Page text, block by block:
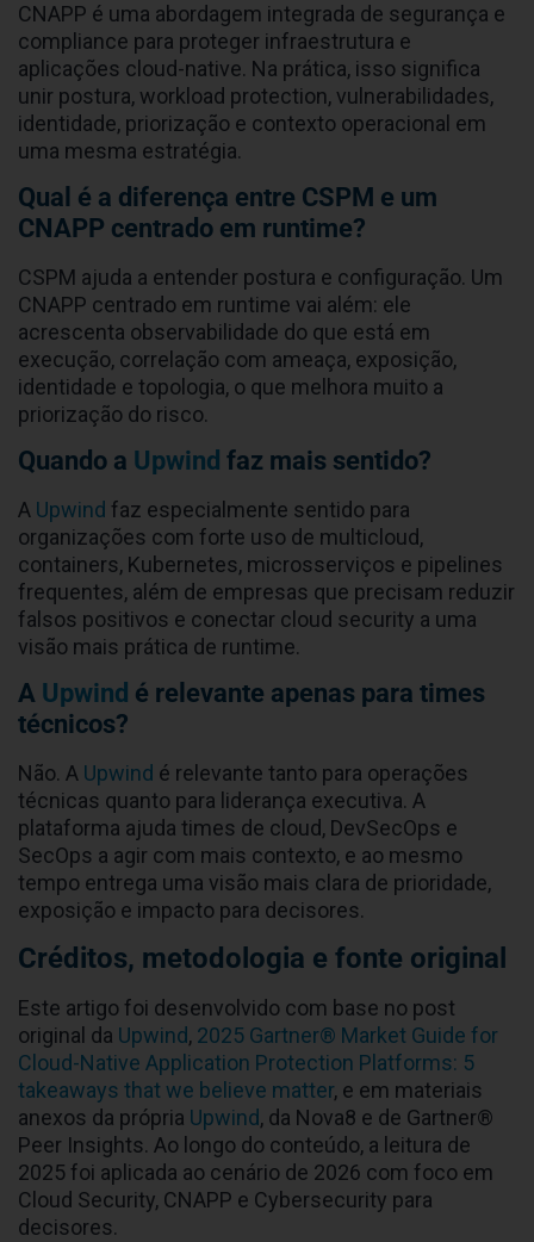
CNAPP é uma abordagem integrada de segurança e
compliance para proteger infraestrutura e
aplicações cloud-native. Na prática, isso significa
unir postura, workload protection, vulnerabilidades,
identidade, priorização e contexto operacional em
uma mesma estratégia.
Qual é a diferença entre CSPM e um
CNAPP centrado em runtime?
CSPM ajuda a entender postura e configuração. Um
CNAPP centrado em runtime vai além: ele
acrescenta observabilidade do que está em
execução, correlação com ameaça, exposição,
identidade e topologia, o que melhora muito a
priorização do risco.
Quando a Upwind faz mais sentido?
A Upwind faz especialmente sentido para
organizações com forte uso de multicloud,
containers, Kubernetes, microsserviços e pipelines
frequentes, além de empresas que precisam reduzir
falsos positivos e conectar cloud security a uma
visão mais prática de runtime.
A Upwind é relevante apenas para times
técnicos?
Não. A Upwind é relevante tanto para operações
técnicas quanto para liderança executiva. A
plataforma ajuda times de cloud, DevSecOps e
SecOps a agir com mais contexto, e ao mesmo
tempo entrega uma visão mais clara de prioridade,
exposição e impacto para decisores.
Créditos, metodologia e fonte original
Este artigo foi desenvolvido com base no post
original da Upwind, 2025 Gartner® Market Guide for
Cloud-Native Application Protection Platforms: 5
takeaways that we believe matter, e em materiais
anexos da própria Upwind, da Nova8 e de Gartner®
Peer Insights. Ao longo do conteúdo, a leitura de
2025 foi aplicada ao cenário de 2026 com foco em
Cloud Security, CNAPP e Cybersecurity para
decisores.